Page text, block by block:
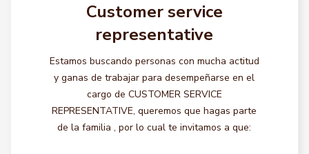
Customer service
representative
Estamos buscando personas con mucha actitud
y ganas de trabajar para desempeñarse en el
cargo de CUSTOMER SERVICE
REPRESENTATIVE, queremos que hagas parte
de la familia , por lo cual te invitamos a que: